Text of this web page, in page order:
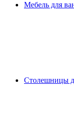
Мебель для
Столешницы